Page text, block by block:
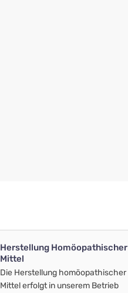
Herstellung Homöopathischer
Mittel
Die Herstellung homöopathischer
Mittel erfolgt in unserem Betrieb